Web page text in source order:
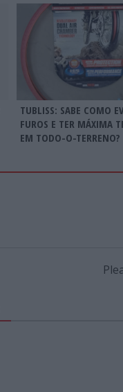
TUBLISS: SABE COMO
FUROS E TER MÁXIMA
EM TODO-O-TERRENO?